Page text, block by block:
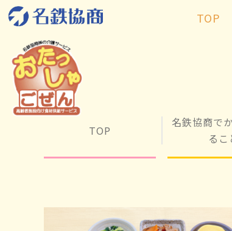
TOP
TOP
名鉄協商で
るこ